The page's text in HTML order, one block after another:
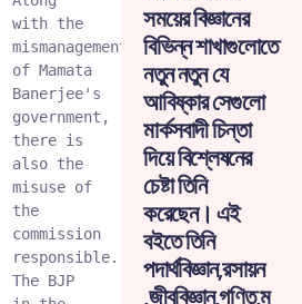
with the
mismanagement
of Mamata
Banerjee's
government,
there is
also the
misuse of
the
commission
responsible.
The BJP
সময়ের বিজ্ঞানের
বিভিন্ন শাখাগুলোতে
নতুন নতুন যে
আবিষ্কার সেগুলো
মার্কসবাদী চিন্তা
দিয়ে বিশ্লেষনের
চেষ্টা তিনি
করেছেন। এই
বইতে তিনি
পদার্থবিজ্ঞান,রসায়ন
,জীববিজ্ঞান,গণিত,ম